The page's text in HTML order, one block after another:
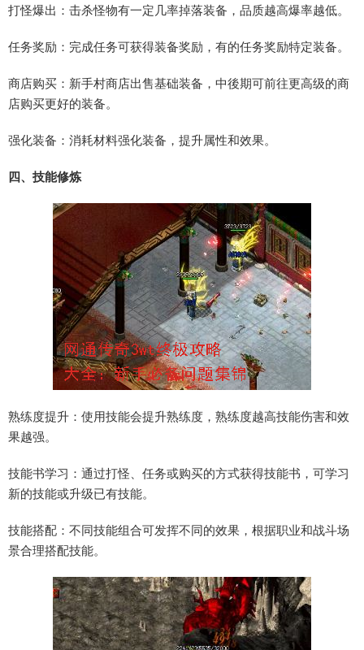
打怪爆出：击杀怪物有一定几率掉落装备，品质越高爆率越低。
任务奖励：完成任务可获得装备奖励，有的任务奖励特定装备。
商店购买：新手村商店出售基础装备，中後期可前往更高级的商
店购买更好的装备。
强化装备：消耗材料强化装备，提升属性和效果。
四、技能修炼
熟练度提升：使用技能会提升熟练度，熟练度越高技能伤害和效
果越强。
技能书学习：通过打怪、任务或购买的方式获得技能书，可学习
新的技能或升级已有技能。
技能搭配：不同技能组合可发挥不同的效果，根据职业和战斗场
景合理搭配技能。